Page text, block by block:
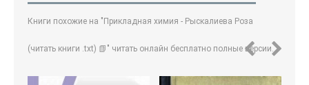
Книги похожие на "Прикладная химия - Рыскалиева Роза
(читать книги .txt) 📗" читать онлайн бесплатно полные версии.